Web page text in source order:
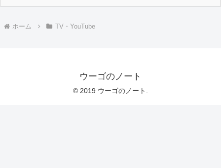
ホーム TV・YouTube
ウーゴのノート
© 2019 ウーゴのノート.